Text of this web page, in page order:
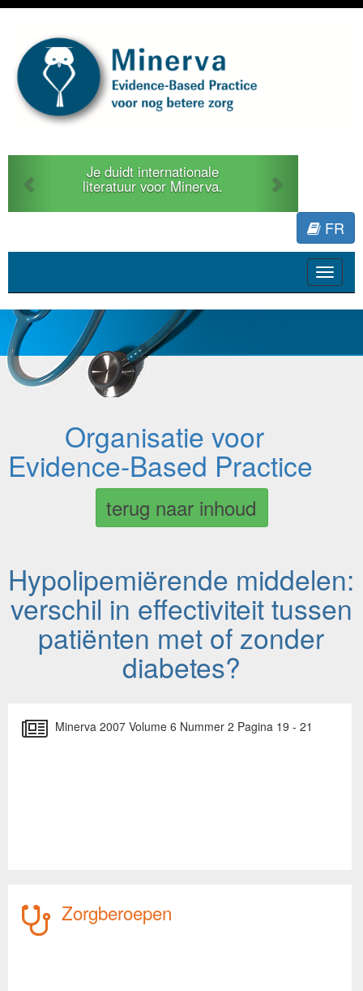
Je duidt internationale
literatuur voor Minerva.
Previous
FR
Toggle
Organisatie voor
Evidence-Based Practice
terug naar inhoud
Hypolipemiërende middelen:
verschil in effectiviteit tussen
patiënten met of zonder
diabetes?
Minerva 2007 Volume 6 Nummer 2 Pagina 19 - 21
Zorgberoepen